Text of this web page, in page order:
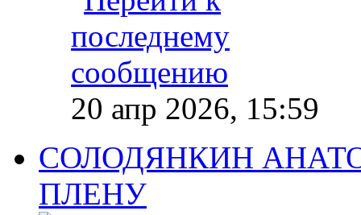
20 апр 2026, 15:59
СОЛОДЯНКИН
ПЛЕНУ